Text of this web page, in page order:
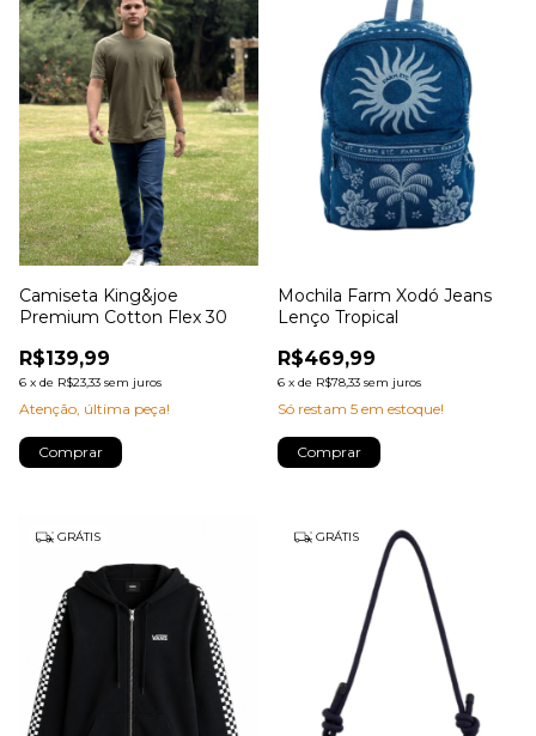
Camiseta King&joe
Premium Cotton Flex 30
R$139,99
6 x de R$23,33 sem juros
Atenção, última peça!
Comprar
Mochila Farm Xodó Jeans
Lenço Tropical
R$469,99
6 x de R$78,33 sem juros
Só restam 5 em estoque!
GRÁTIS GRÁTIS